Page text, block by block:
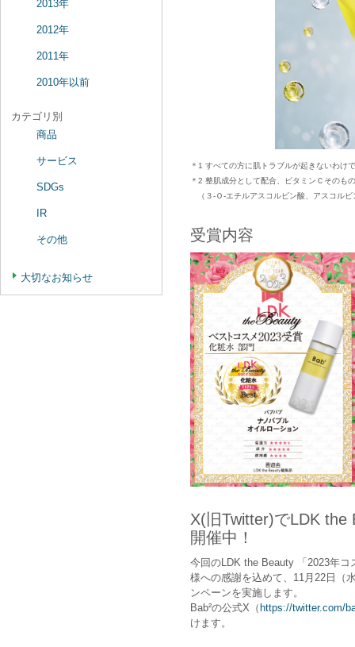
＊1 すべての方に肌トラブルが起きないわけ
＊2 整肌成分として配合、ビタミンＣそのも
（３-Ｏ-エチルアスコルビン酸、アスコル
受賞内容
X(旧Twitter)でLDK the
開催中！
今回のLDK the Beauty 「2023年
様への感謝を込めて、11月22日（
ンペーンを実施します。
Bab²の公式X（ https://twitter.com/
けます。
2013年
2012年
2011年
2010年以前
カテゴリ別
商品
サービス
SDGs
IR
その他
大切なお知らせ